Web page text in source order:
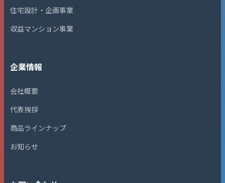
住宅設計・企画事業
収益マンション事業
企業情報
会社概要
代表挨拶
商品ラインナップ
お知らせ